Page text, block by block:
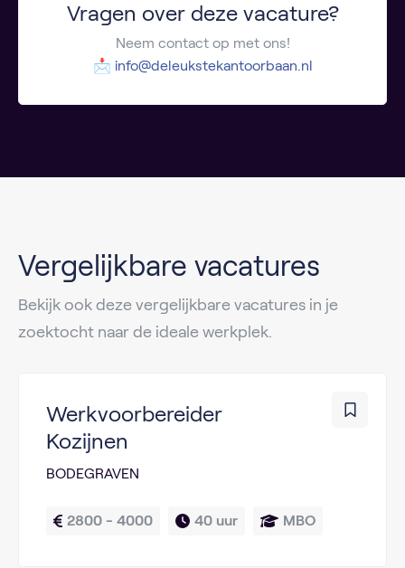
Vragen over deze vacature?
Neem contact op met ons!
📩 info@deleukstekantoorbaan.nl
Vergelijkbare vacatures
Bekijk ook deze vergelijkbare vacatures in je
zoektocht naar de ideale werkplek.
Werkvoorbereider
Kozijnen
BODEGRAVEN
2800 - 4000 40 uur MBO